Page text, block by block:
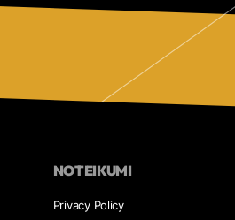
NOTEIKUMI
Privacy Policy